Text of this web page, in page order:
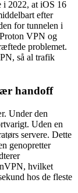
i 2022, at iOS 16
efter
for tunnelen i
VPN og
problemet.
så al trafik
handoff
Under den
Uden en
servere. Dette
genopretter
hvilket
hos de fleste